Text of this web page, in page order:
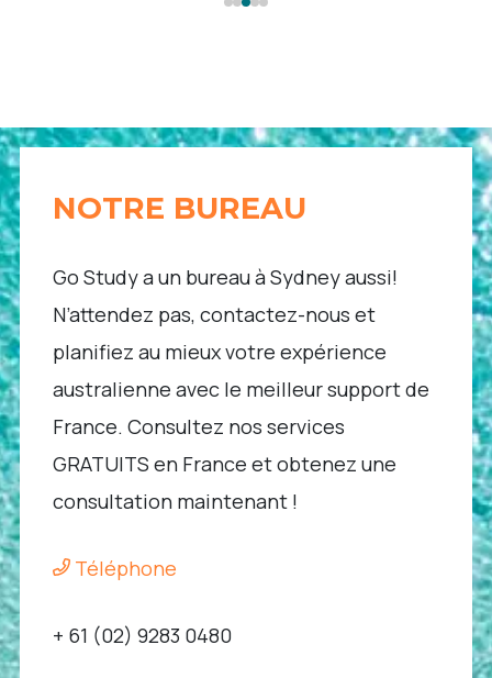
NOTRE BUREAU
Go Study a un bureau à Sydney aussi!
N’attendez pas, contactez-nous et
planifiez au mieux votre expérience
australienne avec le meilleur support de
France. Consultez nos services
GRATUITS en France et obtenez une
consultation maintenant !
Téléphone
+ 61 (02) 9283 0480